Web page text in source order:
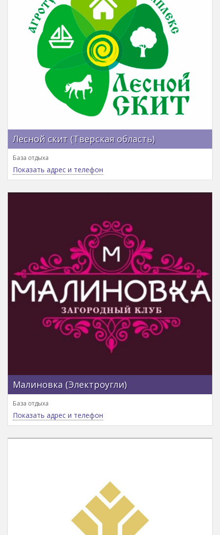
Лесной скит (Тверская область)
База отдыха
Показать адрес и телефон
Малиновка (Электроугли)
База отдыха
Показать адрес и телефон